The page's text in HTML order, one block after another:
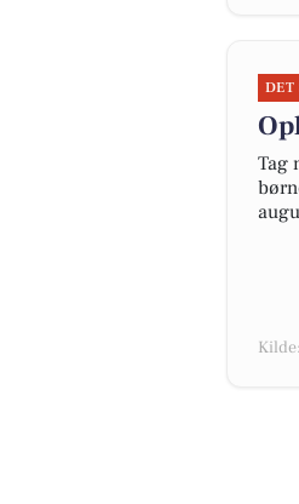
DET
Tag